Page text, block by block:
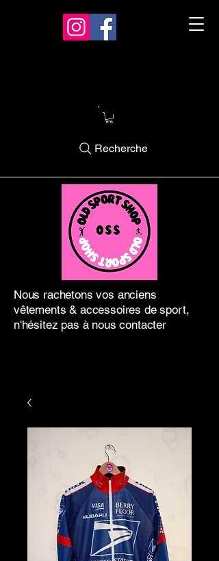
Nous rachetons vos anciens
vêtements & accessoires de sport,
n'hésitez pas à nous contacter
Recherche